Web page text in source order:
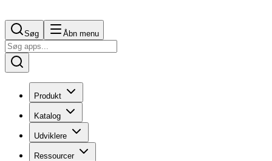
Søg Åbn menu
Produkt
Katalog
Udviklere
Ressourcer